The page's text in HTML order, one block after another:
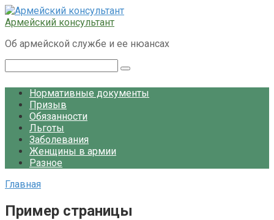
Перейти
к
Армейский консультант
Об армейской службе и ее нюансах
Нормативные документы
Призыв
Обязанности
Льготы
Заболевания
Женщины в армии
Разное
Главная
Пример страницы